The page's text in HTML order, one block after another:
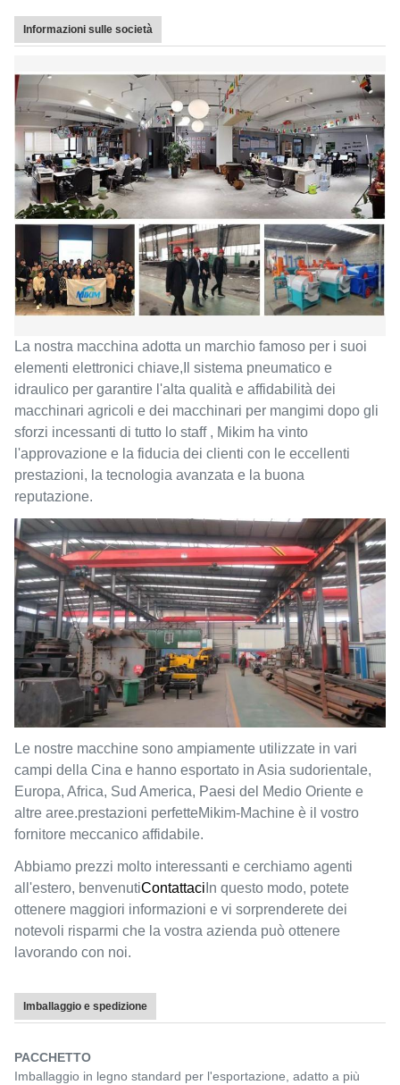
Informazioni sulle società
La nostra macchina adotta un marchio famoso per i suoi
elementi elettronici chiave,Il sistema pneumatico e
idraulico per garantire l'alta qualità e affidabilità dei
macchinari agricoli e dei macchinari per mangimi dopo gli
sforzi incessanti di tutto lo staff , Mikim ha vinto
l'approvazione e la fiducia dei clienti con le eccellenti
prestazioni, la tecnologia avanzata e la buona
reputazione.
Le nostre macchine sono ampiamente utilizzate in vari
campi della Cina e hanno esportato in Asia sudorientale,
Europa, Africa, Sud America, Paesi del Medio Oriente e
altre aree.prestazioni perfetteMikim-Machine è il vostro
fornitore meccanico affidabile.
Abbiamo prezzi molto interessanti e cerchiamo agenti
all'estero, benvenutiContattaci In questo modo, potete
ottenere maggiori informazioni e vi sorprenderete dei
notevoli risparmi che la vostra azienda può ottenere
lavorando con noi.
Imballaggio e spedizione
PACCHETTO
Imballaggio in legno standard per l'esportazione, adatto a più